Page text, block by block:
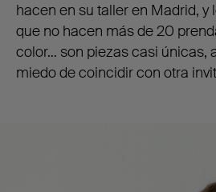
hacen en su taller en Madrid, y
que no hacen más de 20
color… son piezas casi únicas,
miedo de coincidir con otra